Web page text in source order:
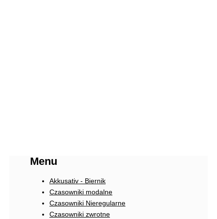
Menu
Akkusativ - Biernik
Czasowniki modalne
Czasowniki Nieregularne
Czasowniki zwrotne